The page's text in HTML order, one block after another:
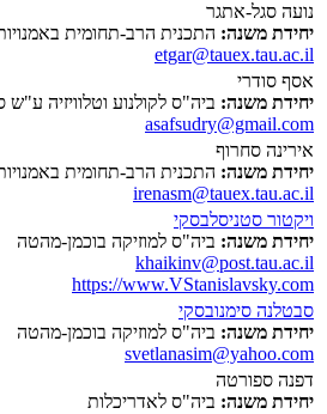
נועה סגל-אתגר
יחידת משנה: התכנית הרב-תחומית
etgar@tauex.tau.ac.il
אסף סודרי
יחידת משנה: ביה"ס לקולנוע וטלוויזיה
asafsudry@gmail.com
אירינה סחרוף
יחידת משנה: התכנית הרב-תחומית
irenasm@tauex.tau.ac.il
ויקטור סטניסלבסקי
יחידת משנה: ביה"ס למוזיקה בוכמן-מהטה
khaikinv@post.tau.ac.il
https://www.VStanislavsky.com
סבטלנה סימנובסקי
יחידת משנה: ביה"ס למוזיקה בוכמן-מהטה
svetlanasim@yahoo.com
דפנה ספורטה
יחידת משנה: ביה"ס לאדריכלות